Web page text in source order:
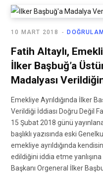
10 MART 2018
Fatih Altaylı,
İlker Başbuğ’a
Madalyası
Emekliye Ayrıldığında İlker
Verildiği İddiası Doğru Değil
15 Şubat 2018 günü
başlıklı yazısında eski
emekliye ayrıldığında
edildiğini iddia etme
Başkanı Orgeneral İlker